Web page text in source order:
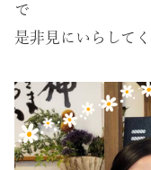
で
是非見にいらして